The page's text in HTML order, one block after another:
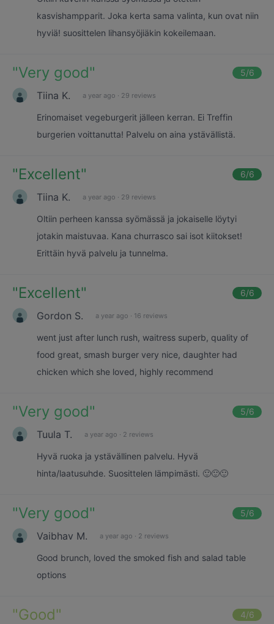
kasvishampparit. Joka kerta sama valinta, kun ovat niin
hyviä! suosittelen lihansyöjiäkin kokeilemaan.
"Very good" 5/6
Tiina K. a year ago · 29 reviews
Erinomaiset vegeburgerit jälleen kerran. Ei Treffin
burgerien voittanutta! Palvelu on aina ystävällistä.
"Excellent" 6/6
Tiina K. a year ago · 29 reviews
Oltiin perheen kanssa syömässä ja jokaiselle löytyi
jotakin maistuvaa. Kana churrasco sai isot kiitokset!
Erittäin hyvä palvelu ja tunnelma.
"Excellent" 6/6
Gordon S. a year ago · 16 reviews
went just after lunch rush, waitress superb, quality of
food great, smash burger very nice, daughter had
chicken which she loved, highly recommend
"Very good" 5/6
Tuula T. a year ago · 2 reviews
Hyvä ruoka ja ystävällinen palvelu. Hyvä
hinta/laatusuhde. Suosittelen lämpimästi. 🙂🙂🙂
"Very good" 5/6
Vaibhav M. a year ago · 2 reviews
Good brunch, loved the smoked fish and salad table
options
"Good" 4/6